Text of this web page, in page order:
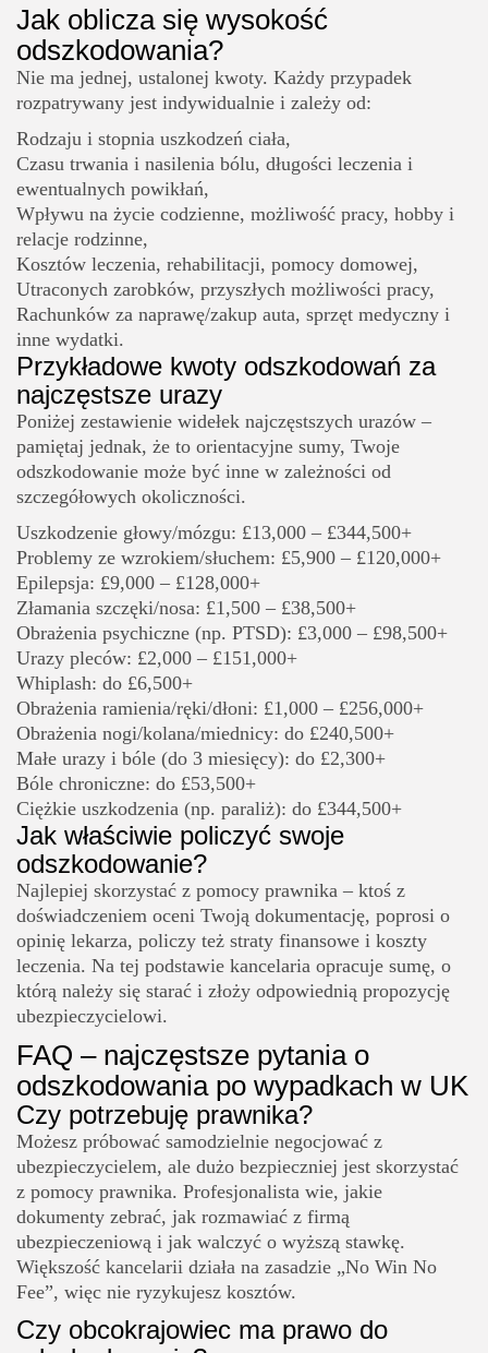
Jak oblicza się wysokość
odszkodowania?
Nie ma jednej, ustalonej kwoty. Każdy przypadek
rozpatrywany jest indywidualnie i zależy od:
Rodzaju i stopnia uszkodzeń ciała,
Czasu trwania i nasilenia bólu, długości leczenia i
ewentualnych powikłań,
Wpływu na życie codzienne, możliwość pracy, hobby i
relacje rodzinne,
Kosztów leczenia, rehabilitacji, pomocy domowej,
Utraconych zarobków, przyszłych możliwości pracy,
Rachunków za naprawę/zakup auta, sprzęt medyczny i
inne wydatki.
Przykładowe kwoty odszkodowań za
najczęstsze urazy
Poniżej zestawienie widełek najczęstszych urazów –
pamiętaj jednak, że to orientacyjne sumy, Twoje
odszkodowanie może być inne w zależności od
szczegółowych okoliczności.
Uszkodzenie głowy/mózgu: £13,000 – £344,500+
Problemy ze wzrokiem/słuchem: £5,900 – £120,000+
Epilepsja: £9,000 – £128,000+
Złamania szczęki/nosa: £1,500 – £38,500+
Obrażenia psychiczne (np. PTSD): £3,000 – £98,500+
Urazy pleców: £2,000 – £151,000+
Whiplash: do £6,500+
Obrażenia ramienia/ręki/dłoni: £1,000 – £256,000+
Obrażenia nogi/kolana/miednicy: do £240,500+
Małe urazy i bóle (do 3 miesięcy): do £2,300+
Bóle chroniczne: do £53,500+
Ciężkie uszkodzenia (np. paraliż): do £344,500+
Jak właściwie policzyć swoje
odszkodowanie?
Najlepiej skorzystać z pomocy prawnika – ktoś z
doświadczeniem oceni Twoją dokumentację, poprosi o
opinię lekarza, policzy też straty finansowe i koszty
leczenia. Na tej podstawie kancelaria opracuje sumę, o
którą należy się starać i złoży odpowiednią propozycję
ubezpieczycielowi.
FAQ – najczęstsze pytania o
odszkodowania po wypadkach w UK
Czy potrzebuję prawnika?
Możesz próbować samodzielnie negocjować z
ubezpieczycielem, ale dużo bezpieczniej jest skorzystać
z pomocy prawnika. Profesjonalista wie, jakie
dokumenty zebrać, jak rozmawiać z firmą
ubezpieczeniową i jak walczyć o wyższą stawkę.
Większość kancelarii działa na zasadzie „No Win No
Fee”, więc nie ryzykujesz kosztów.
Czy obcokrajowiec ma prawo do